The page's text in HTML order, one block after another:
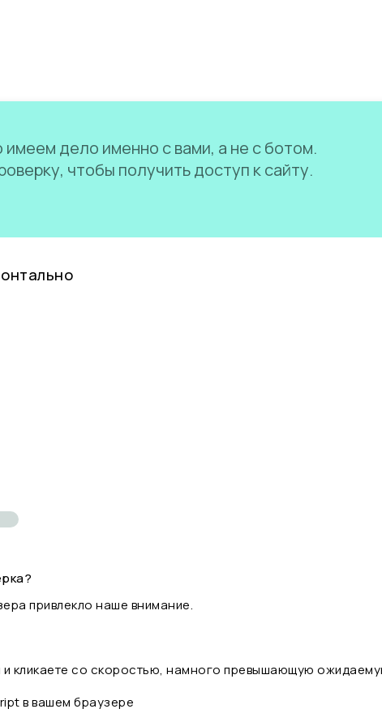
дело именно с вами, а не с ботом.
чтобы получить доступ к сайту.
привлекло наше внимание.
кликаете со скоростью, намного превышающую
в вашем браузере